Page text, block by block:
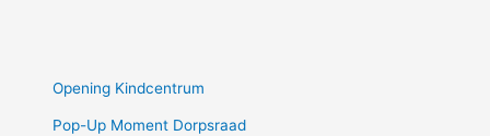
Opening Kindcentrum
Pop-Up Moment Dorpsraad